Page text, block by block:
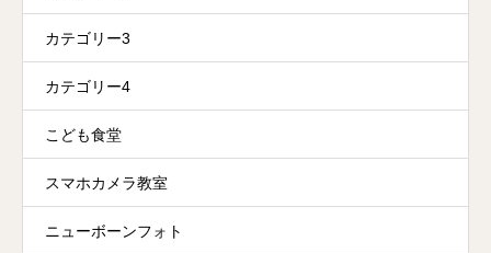
カテゴリー3
カテゴリー4
こども食堂
スマホカメラ教室
ニューボーンフォト